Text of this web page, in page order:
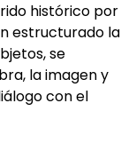
histórico por
estructurado la
se
la imagen y
con el